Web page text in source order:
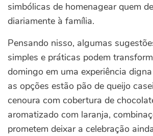
simbólicas de homenagear quem
diariamente à família.
Pensando nisso, algumas
simples e práticas podem
domingo em uma experiência
as opções estão pão de queijo
cenoura com cobertura de
aromatizado com laranja,
prometem deixar a celebração